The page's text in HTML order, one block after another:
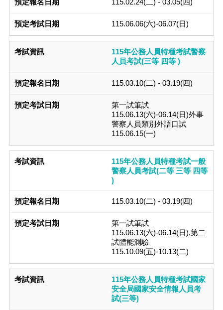
115.06.06(六)-06.07(日)
115年公務人員特種考試警察
人員考試(三等 四等 )
115.03.10(二) - 03.19(四)
第一試筆試
115.06.13(六)-06.14(日)外事
警察人員類別外語口試
115.06.15(一)
115年公務人員特種考試一般
警察人員考試(二等 三等 四等
)
115.03.10(二) - 03.19(四)
第一試筆試
115.06.13(六)-06.14(日),第二
試體能測驗
115.10.09(五)-10.13(二)
115年公務人員特種考試國家
安全局國家安全情報人員考
試(三等)